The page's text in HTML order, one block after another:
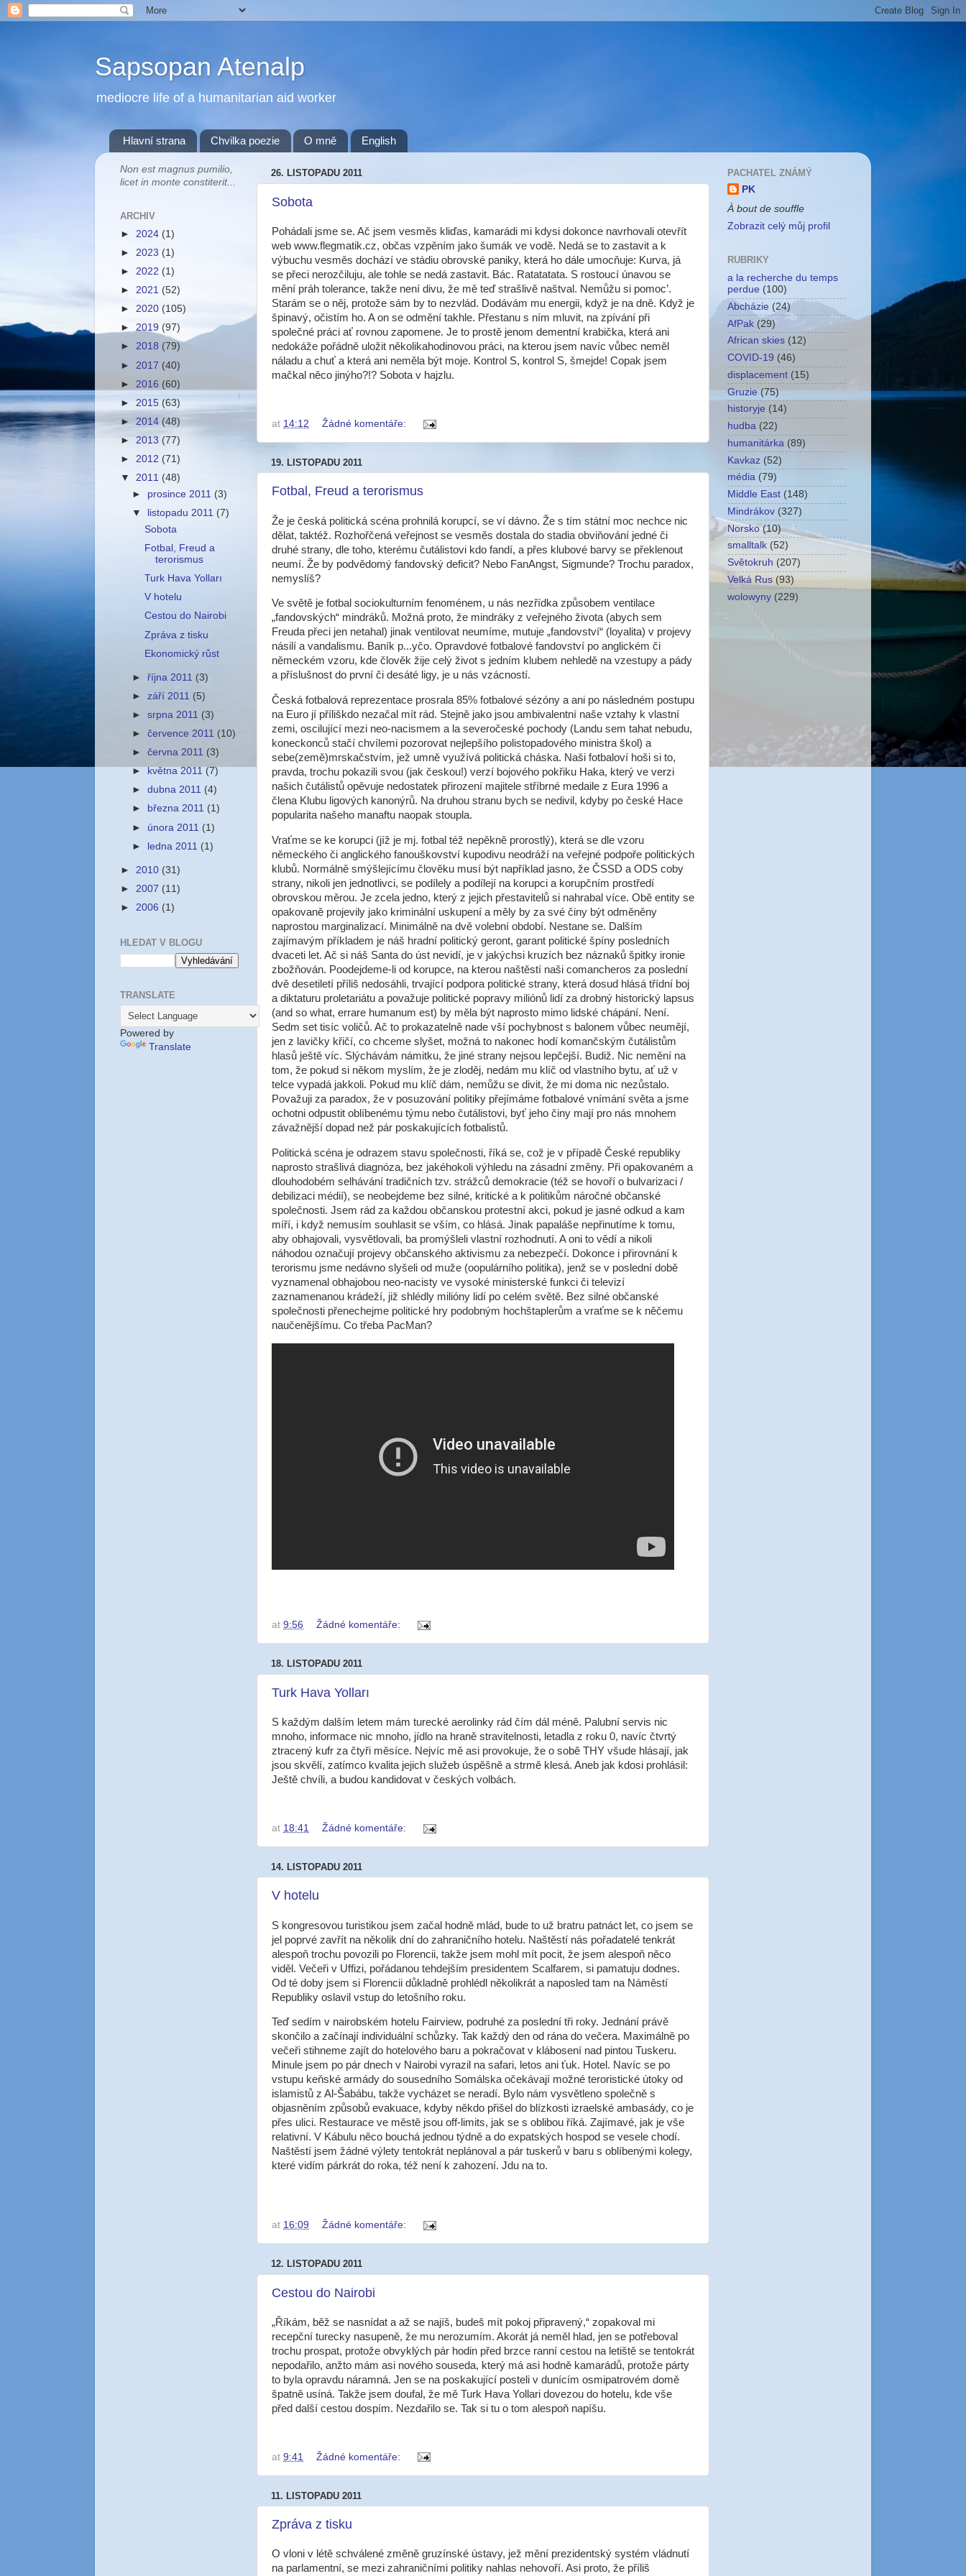
Sapsopan Atenalp
mediocre life of a humanitarian aid worker
Hlavní strana Chvilka poezie O mně English
26. LISTOPADU 2011
Sobota
Pohádali jsme se. Ač jsem vesměs kliďas, kamarádi mi kdysi dokonce navrhovali otevřít
web www.flegmatik.cz, občas vzpěním jako šumák ve vodě. Nedá se to zastavit a k
výbuchu vesměs dochází ve stádiu obrovské paniky, která ho dále umocňuje: Kurva, já
se přeci nerozčiluju, ale tohle se nedá zastavit. Bác. Ratatatata. S rostoucí únavou se
mění práh tolerance, takže není divu, že mě teď strašlivě naštval. Nemůžu si pomoc’.
Starám se o něj, protože sám by to nezvlád. Dodávám mu energii, když je na dně. Když je
špinavý, očistím ho. A on se odmění takhle. Přestanu s ním mluvit, na zpívání při
společné práci ať rovnou zapomene. Je to prostě jenom dementní krabička, která ani
nedokáže pořádně uložit několikahodinovou práci, na kterou jsem navíc vůbec neměl
náladu a chuť a která ani neměla být moje. Kontrol S, kontrol S, šmejde! Copak jsem
mačkal něco jinýho?!? Sobota v hajzlu.
at 14:12 Žádné komentáře:
19. LISTOPADU 2011
Fotbal, Freud a terorismus
Že je česká politická scéna prohnilá korupcí, se ví dávno. Že s tím státní moc nechce nic
dělat, taktéž. Rozhořčená veřejnost se vesměs dostala do stadia obviňování jedné či
druhé strany, dle toho, kterému čutálistovi kdo fandí, a přes klubové barvy se překlenout
neumí. Že by podvědomý fandovský deficit? Nebo FanAngst, Sigmunde? Trochu paradox,
nemyslíš?
Ve světě je fotbal sociokulturním fenoménem, u nás nezřídka způsobem ventilace
„fandovských“ mindráků. Možná proto, že mindráky z veřejného života (abych sem
Freuda přeci jen netahal) jinak ventilovat neumíme, mutuje „fandovství“ (loyalita) v projevy
násilí a vandalismu. Baník p...yčo. Opravdové fotbalové fandovství po anglickém či
německém vzoru, kde člověk žije celý život s jedním klubem nehledě na vzestupy a pády
a příslušnost do první či desáté ligy, je u nás vzácností.
Česká fotbalová reprezentace prosrala 85% fotbalové sézóny a ani po následném postupu
na Euro jí příliškdo nezačal mít rád. Stejně jako jsou ambivalentní naše vztahy k vlastní
zemi, oscilující mezi neo-nacismem a la severočeské pochody (Landu sem tahat nebudu,
koneckonců stačí chvílemi pozorovat nejlepšího polistopadového ministra škol) a
sebe(země)mrskačstvím, jež umně využívá politická cháska. Naši fotbaloví hoši si to,
pravda, trochu pokazili svou (jak českou!) verzí bojového pokřiku Haka, který ve verzi
našich čutálistů opěvuje nedostatek přirození majitele stříbrné medaile z Eura 1996 a
člena Klubu ligových kanonýrů. Na druhou stranu bych se nedivil, kdyby po české Hace
popularita našeho manaftu naopak stoupla.
Vraťme se ke korupci (jíž je mj. fotbal též nepěkně prorostlý), která se dle vzoru
německého či anglického fanouškovství kupodivu neodráží na veřejné podpoře politických
klubů. Normálně smýšlejícímu člověku musí být například jasno, že ČSSD a ODS coby
strany, nikoli jen jednotlivci, se podílely a podílejí na korupci a korupčním prostředí
obrovskou měrou. Je zcela jedno, který z jejich přestavitelů si nahrabal více. Obě entity se
opakovaně projevily jako kriminální uskupení a měly by za své činy být odměněny
naprostou marginalizací. Minimálně na dvě volební období. Nestane se. Dalším
zajímavým příkladem je náš hradní politický geront, garant politické špíny posledních
dvaceti let. Ač si náš Santa do úst nevidí, je v jakýchsi kruzích bez náznaků špitky ironie
zbožňován. Poodejdeme-li od korupce, na kterou naštěstí naši comancheros za poslední
dvě desetiletí příliš nedosáhli, trvající podpora politické strany, která dosud hlásá třídní boj
a diktaturu proletariátu a považuje politické popravy miliónů lidí za drobný historický lapsus
(and so what, errare humanum est) by měla být naprosto mimo lidské chápání. Není.
Sedm set tisíc voličů. Ač to prokazatelně nade vší pochybnost s balonem vůbec neumějí,
jen z lavičky křičí, co chceme slyšet, možná to nakonec hodí komančským čutálistům
hlasů ještě víc. Slýchávám námitku, že jiné strany nejsou lepčejší. Budiž. Nic nemění na
tom, že pokud si někom myslím, že je zloděj, nedám mu klíč od vlastního bytu, ať už v
telce vypadá jakkoli. Pokud mu klíč dám, nemůžu se divit, že mi doma nic nezůstalo.
Považuji za paradox, že v posuzování politiky přejímáme fotbalové vnímání světa a jsme
ochotni odpustit oblíbenému týmu nebo čutálistovi, byť jeho činy mají pro nás mnohem
závažnější dopad než pár poskakujících fotbalistů.
Politická scéna je odrazem stavu společnosti, říká se, což je v případě České republiky
naprosto strašlivá diagnóza, bez jakéhokoli výhledu na zásadní změny. Při opakovaném a
dlouhodobém selhávání tradičních tzv. strážců demokracie (též se hovoří o bulvarizaci /
debilizaci médií), se neobejdeme bez silné, kritické a k politikům náročné občanské
společnosti. Jsem rád za každou občanskou protestní akci, pokud je jasné odkud a kam
míří, i když nemusím souhlasit se vším, co hlásá. Jinak papaláše nepřinutíme k tomu,
aby obhajovali, vysvětlovali, ba promýšleli vlastní rozhodnutí. A oni to vědí a nikoli
náhodou označují projevy občanského aktivismu za nebezpečí. Dokonce i přirovnání k
terorismu jsme nedávno slyšeli od muže (oopulárního politika), jenž se v poslední době
vyznamenal obhajobou neo-nacisty ve vysoké ministerské funkci či televizí
zaznamenanou krádeží, již shlédly milióny lidí po celém světě. Bez silné občanské
společnosti přenechejme politické hry podobným hochštaplerům a vraťme se k něčemu
naučenějšímu. Co třeba PacMan?
at 9:56 Žádné komentáře:
18. LISTOPADU 2011
Turk Hava Yolları
S každým dalším letem mám turecké aerolinky rád čím dál méně. Palubní servis nic
mnoho, informace nic mnoho, jídlo na hraně stravitelnosti, letadla z roku 0, navíc čtvrtý
ztracený kufr za čtyři měsíce. Nejvíc mě asi provokuje, že o sobě THY všude hlásají, jak
jsou skvělí, zatímco kvalita jejich služeb úspěšně a strmě klesá. Aneb jak kdosi prohlásil:
Ještě chvíli, a budou kandidovat v českých volbách.
at 18:41 Žádné komentáře:
14. LISTOPADU 2011
V hotelu
S kongresovou turistikou jsem začal hodně mlád, bude to už bratru patnáct let, co jsem se
jel poprvé zavřít na několik dní do zahraničního hotelu. Naštěstí nás pořadatelé tenkrát
alespoň trochu povozili po Florencii, takže jsem mohl mít pocit, že jsem alespoň něco
viděl. Večeři v Uffizi, pořádanou tehdejším presidentem Scalfarem, si pamatuju dodnes.
Od té doby jsem si Florencii důkladně prohlédl několikrát a naposled tam na Náměstí
Republiky oslavil vstup do letošního roku.
Teď sedím v nairobském hotelu Fairview, podruhé za poslední tři roky. Jednání právě
skončilo a začínají individuální schůzky. Tak každý den od rána do večera. Maximálně po
večeři stihneme zajít do hotelového baru a pokračovat v klábosení nad pintou Tuskeru.
Minule jsem po pár dnech v Nairobi vyrazil na safari, letos ani ťuk. Hotel. Navíc se po
vstupu keňské armády do sousedního Somálska očekávají možné teroristické útoky od
islamistů z Al-Šabábu, takže vycházet se neradí. Bylo nám vysvětleno společně s
objasněním způsobů evakuace, kdyby někdo přišel do blízkosti izraelské ambasády, co je
přes ulici. Restaurace ve městě jsou off-limits, jak se s oblibou říká. Zajímavé, jak je vše
relativní. V Kábulu něco bouchá jednou týdně a do expatských hospod se vesele chodí.
Naštěstí jsem žádné výlety tentokrát neplánoval a pár tuskerů v baru s oblíbenými kolegy,
které vidím párkrát do roka, též není k zahození. Jdu na to.
at 16:09 Žádné komentáře:
12. LISTOPADU 2011
Cestou do Nairobi
„Říkám, běž se nasnídat a až se najíš, budeš mít pokoj připravený,“ zopakoval mi
recepční turecky nasupeně, že mu nerozumím. Akorát já neměl hlad, jen se potřeboval
trochu prospat, protože obvyklých pár hodin před brzce ranní cestou na letiště se tentokrát
nepodařilo, anžto mám asi nového souseda, který má asi hodně kamarádů, protože párty
to byla opravdu náramná. Jen se na poskakující posteli v dunícím osmipatrovém domě
špatně usíná. Takže jsem doufal, že mě Turk Hava Yollari dovezou do hotelu, kde vše
před další cestou dospím. Nezdařilo se. Tak si tu o tom alespoň napíšu.
at 9:41 Žádné komentáře:
11. LISTOPADU 2011
Zpráva z tisku
O vloni v létě schválené změně gruzínské ústavy, jež mění prezidentský systém vládnutí
na parlamentní, se mezi zahraničními politiky nahlas nehovoří. Asi proto, že příliš
Non est magnus pumilio,
licet in monte constiterit...
ARCHIV
► 2024 (1)
► 2023 (1)
► 2022 (1)
► 2021 (52)
► 2020 (105)
► 2019 (97)
► 2018 (79)
► 2017 (40)
► 2016 (60)
► 2015 (63)
► 2014 (48)
► 2013 (77)
► 2012 (71)
▼ 2011 (48)
► prosince 2011 (3)
▼
listopadu 2011 (7)
Sobota
Fotbal, Freud a
terorismus
Turk Hava Yolları
V hotelu
Cestou do Nairobi
Zpráva z tisku
Ekonomický růst
►října 2011 (3)
►září 2011 (5)
►srpna 2011 (3)
►července 2011 (10)
►června 2011 (3)
►
května 2011 (7)
►dubna 2011 (4)
►
března 2011 (1)
► února 2011 (1)
► ledna 2011 (1)
► 2010 (31)
► 2007 (11)
► 2006 (1)
HLEDAT V BLOGU
TRANSLATE
Powered by
Translate
PACHATEL ZNÁMÝ
PK
À bout de souffle
Zobrazit celý můj profil
RUBRIKY
a la recherche du temps
perdue (100)
Abcházie (24)
AfPak (29)
African skies (12)
COVID-19 (46)
displacement (15)
Gruzie (75)
historyje (14)
hudba (22)
humanitárka (89)
Kavkaz (52)
média (79)
Middle East (148)
Mindrákov (327)
Norsko (10)
smalltalk (52)
Světokruh (207)
Velká Rus (93)
wolowyny (229)